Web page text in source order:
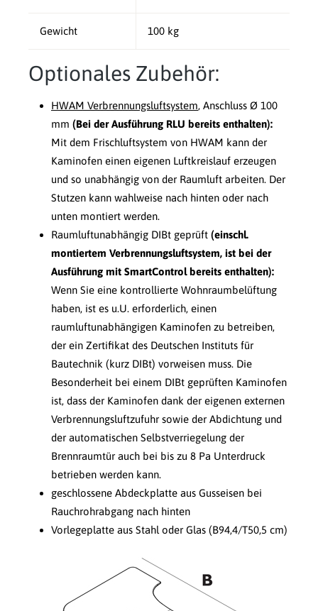
Gewicht 100 kg
Optionales Zubehör:
HWAM Verbrennungsluftsystem, Anschluss Ø 100
mm (Bei der Ausführung RLU bereits enthalten):
Mit dem Frischluftsystem von HWAM kann der
Kaminofen einen eigenen Luftkreislauf erzeugen
und so unabhängig von der Raumluft arbeiten. Der
Stutzen kann wahlweise nach hinten oder nach
unten montiert werden.
Raumluftunabhängig DIBt geprüft (einschl.
montiertem Verbrennungsluftsystem, ist bei der
Ausführung mit SmartControl bereits enthalten):
Wenn Sie eine kontrollierte Wohnraumbelüftung
haben, ist es u.U. erforderlich, einen
raumluftunabhängigen Kaminofen zu betreiben,
der ein Zertifikat des Deutschen Instituts für
Bautechnik (kurz DIBt) vorweisen muss. Die
Besonderheit bei einem DIBt geprüften Kaminofen
ist, dass der Kaminofen dank der eigenen externen
Verbrennungsluftzufuhr sowie der Abdichtung und
der automatischen Selbstverriegelung der
Brennraumtür auch bei bis zu 8 Pa Unterdruck
betrieben werden kann.
geschlossene Abdeckplatte aus Gusseisen bei
Rauchrohrabgang nach hinten
Vorlegeplatte aus Stahl oder Glas (B94,4/T50,5 cm)